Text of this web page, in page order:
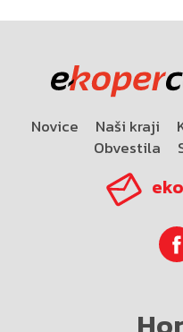
Novice Naši kraji
Obvestila